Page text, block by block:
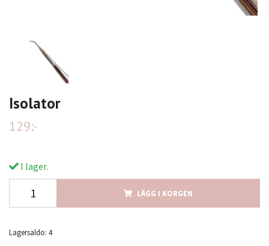
Isolator
129:-
I lager.
LÄGG I KORGEN
Lagersaldo: 4